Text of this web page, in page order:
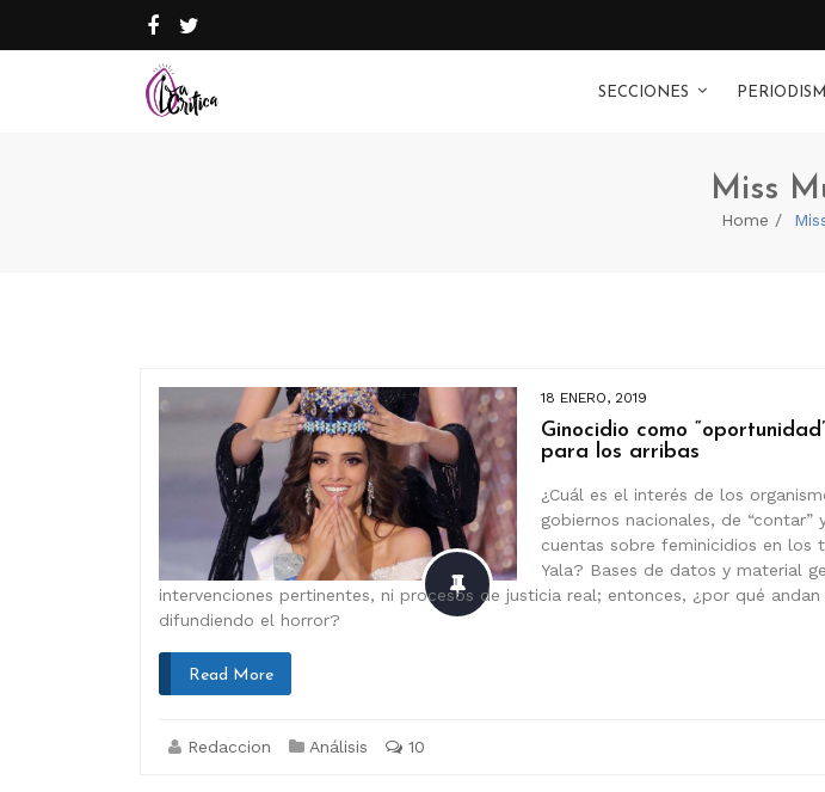
SECCIONES
Miss
Home
18 ENERO, 2019
Ginocidio como
para los arribas
¿Cuál es el interés de los
gobiernos nacionales, de “contar”
cuentas sobre feminicidios en los
Yala? Bases de datos y material
intervenciones pertinentes, ni procesos de justicia real; entonces, ¿por qué
difundiendo el horror?
Read More
Redaccion Análisis 10